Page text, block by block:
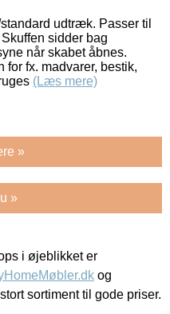
udtræk. Passer til
sidder bag
når skabet åbnes.
fx. madvarer, bestik,
(Læs mere)
»
»
i øjeblikket er
og
sortiment til gode priser.